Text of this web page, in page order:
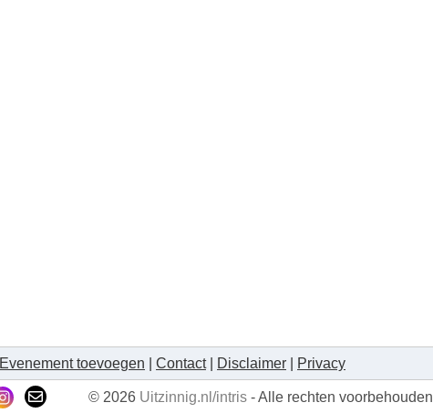
Evenement toevoegen Contact| Disclaimer Privacy
© 2026 Uitzinnig.nl/intris- Alle rechten voorbehouden